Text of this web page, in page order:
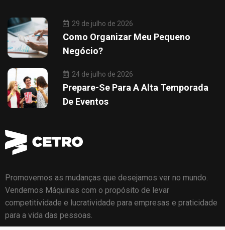
29 de julho de 2026
Como Organizar Meu Pequeno
Negócio?
24 de julho de 2026
Prepare-Se Para A Alta Temporada
De Eventos
Promovemos as mudanças que desejamos ver no mundo.
Vendemos Máquinas com o propósito de levar
competitividade e lucratividade para empresas e praticidade
para a vida das pessoas.